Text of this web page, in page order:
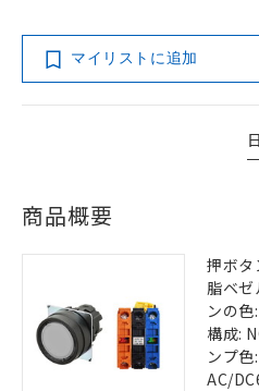
マイリストに追加
商品概要
押ボ
脂ベ
ンの
構成:
ンプ
AC/